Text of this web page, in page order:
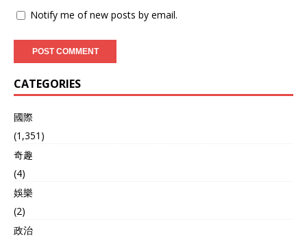
Notify me of new posts by email.
CATEGORIES
國際
(1,351)
奇趣
(4)
娛樂
(2)
政治